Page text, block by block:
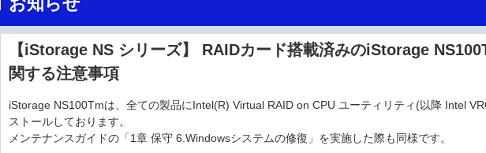
【iStorage NS シリーズ】 RAIDカード搭載済みのiStorage
関する注意事項
iStorage NS100Tmは、全ての製品にIntel(R) Virtual RAID on CPU ユーティリティ(以降 Intel
ストールしております。
メンテナンスガイドの「1章 保守 6.Windowsシステムの修復」を実施した際も同様です。